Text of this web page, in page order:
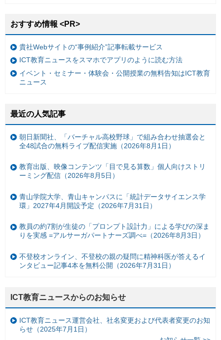
おすすめ情報 <PR>
貴社Webサイトの“事例紹介”記事転載サービス
ICT教育ニュースをスマホでアプリのように読む方法
イベント・セミナー・体験会・公開授業の無料告知はICT教育
ニュース
最近の人気記事
朝日新聞社、「バーチャル高校野球」で組み合わせ抽選会と
全48試合の無料ライブ配信実施（2026年8月1日）
教育出版、映像コンテンツ「目で見る算数」個人向けストリ
ーミング配信（2026年8月5日）
青山学院大学、青山キャンパスに「統計データサイエンス学
環」2027年4月開設予定（2026年7月31日）
教員の約7割が生徒の「プロンプト設計力」による学びの深ま
りを実感 =アルサーガパートナーズ調べ=（2026年8月3日）
不登校オンライン、不登校の親の疑問に精神科医が答えるイ
ンタビュー記事4本を無料公開（2026年7月31日）
ICT教育ニュースからのお知らせ
ICT教育ニュース運営会社、社名変更および代表者変更のお知
らせ（2025年7月1日）